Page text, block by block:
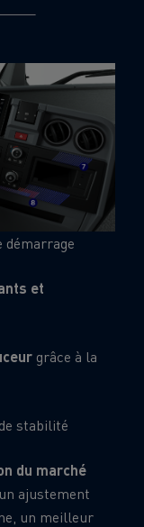
démarrage
et
grâce à la
stabilité
du marché
ajustement
un meilleur